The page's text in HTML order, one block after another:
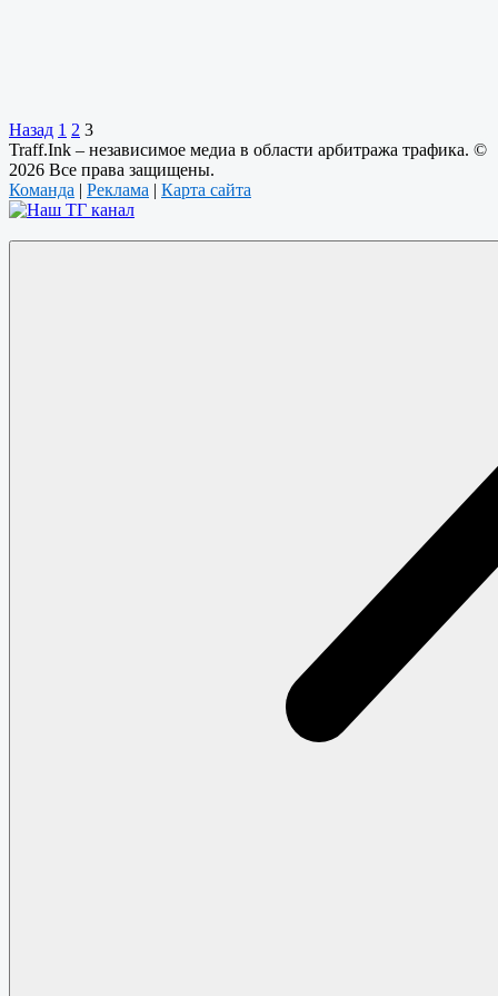
Назад 1 2 3
Traff.Ink – независимое медиа в области арбитража трафика. ©
2026 Все права защищены.
Команда | Реклама | Карта сайта